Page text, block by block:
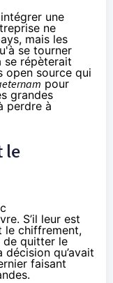
une
ne
mais les
se tourner
se répèterait
open source qui
pour
grandes
perdre à
le
S’il leur est
le chiffrement,
de quitter le
décision qu’avait
faisant